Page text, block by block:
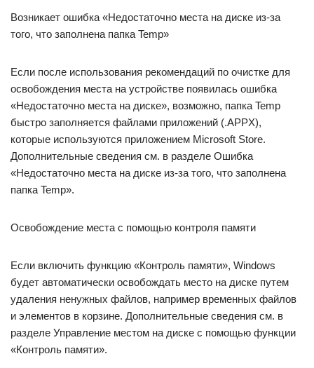
Возникает ошибка «Недостаточно места на диске из-за
того, что заполнена папка Temp»
Если после использования рекомендаций по очистке для
освобождения места на устройстве появилась ошибка
«Недостаточно места на диске», возможно, папка Temp
быстро заполняется файлами приложений (.APPX),
которые используются приложением Microsoft Store.
Дополнительные сведения см. в разделе Ошибка
«Недостаточно места на диске из-за того, что заполнена
папка Temp».
Освобождение места с помощью контроля памяти
Если включить функцию «Контроль памяти», Windows
будет автоматически освобождать место на диске путем
удаления ненужных файлов, например временных файлов
и элементов в корзине. Дополнительные сведения см. в
разделе Управление местом на диске с помощью функции
«Контроль памяти».